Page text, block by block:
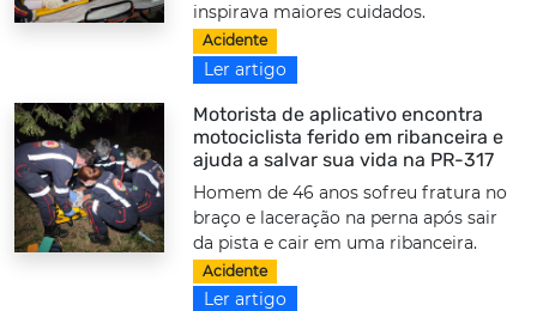
inspirava maiores cuidados.
Acidente
Ler artigo
Motorista de aplicativo encontra
motociclista ferido em ribanceira e
ajuda a salvar sua vida na PR-317
Homem de 46 anos sofreu fratura no
braço e laceração na perna após sair
da pista e cair em uma ribanceira.
Acidente
Ler artigo